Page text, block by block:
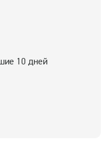
10 дней